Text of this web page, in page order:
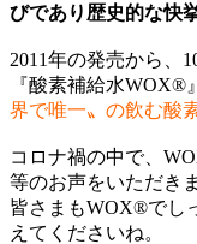
びであり歴史的な快
2011年の発売から、
『酸素補給水WOX®
界で唯一〟の飲む酸
コロナ禍の中で、
等のお声をいただき
皆さまもWOX®でし
えてくださいね。